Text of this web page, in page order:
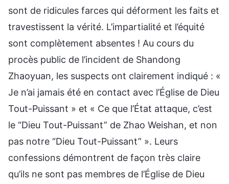
sont de ridicules farces qui déforment les faits et
travestissent la vérité. L’impartialité et l’équité
sont complètement absentes ! Au cours du
procès public de l’incident de Shandong
Zhaoyuan, les suspects ont clairement indiqué : «
Je n’ai jamais été en contact avec l’Église de Dieu
Tout-Puissant » et « Ce que l’État attaque, c’est
le “Dieu Tout-Puissant” de Zhao Weishan, et non
pas notre “Dieu Tout-Puissant” ». Leurs
confessions démontrent de façon très claire
qu’ils ne sont pas membres de l’Église de Dieu